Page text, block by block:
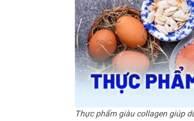
Thực phẩm giàu collagen giúp